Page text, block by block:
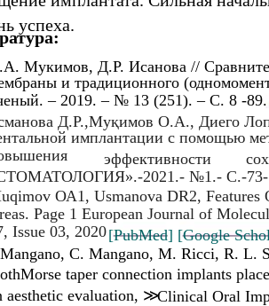
успеха.
Мукимов, Д.Р. Исанова //
и традиционного
– 2019. – № 13 (251). – С. 8 -
Д.Р.,Муқимов О.А., Диего
имплантации с помощью
эффективности
2021.- №1.- C.-73-
ОА1, Usmanova DR2, Features
Page 1 European Journal of
Issue 03, 2020[PubMed] [Google
C. Mangano, M. Ricci, R. L.
taper connection implants
aesthetic evaluation, ≫Clinical Oral